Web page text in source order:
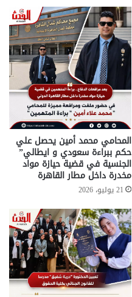
المحامي محمد أمين يحصل علي
حكم ببراءة سعودي و ايطالي”
الجنسية في قضية حيازة مواد
مخدرة داخل مطار القاهرة
21 يوليو، 2026